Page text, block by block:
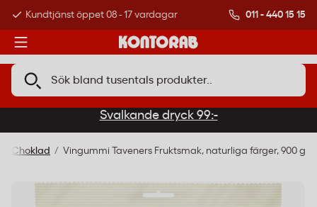
Kundtjänst öppet 08 - 17 vardagar Över 500 000
011 - 440 15 15
Svalkande dryck 99:-
& Choklad Vingummi Taveners Fruktsmak, naturliga färger, 900 g